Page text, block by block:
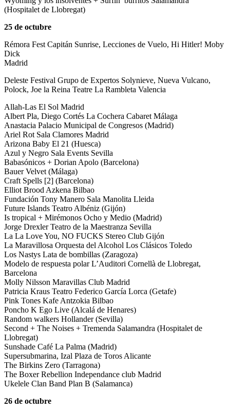
(Hospitalet de Llobregat)
25 de octubre
Rémora Fest Capitán Sunrise, Lecciones de Vuelo, Hi Hitler! Moby
Dick
Madrid
Deleste Festival Grupo de Expertos Solynieve, Nueva Vulcano,
Polock, Joe la Reina Teatre La Rambleta Valencia
Allah-Las El Sol Madrid
Albert Pla, Diego Cortés La Cochera Cabaret Málaga
Anastacia Palacio Municipal de Congresos (Madrid)
Ariel Rot Sala Clamores Madrid
Arizona Baby El 21 (Huesca)
Azul y Negro Sala Events Sevilla
Babasónicos + Dorian Apolo (Barcelona)
Bauer Velvet (Málaga)
Craft Spells [2] (Barcelona)
Elliot Brood Azkena Bilbao
Fundación Tony Manero Sala Manolita Lleida
Future Islands Teatro Albéniz (Gijón)
Is tropical + Mirémonos Ocho y Medio (Madrid)
Jorge Drexler Teatro de la Maestranza Sevilla
La La Love You, NO FUCKS Stereo Club Gijón
La Maravillosa Orquesta del Alcohol Los Clásicos Toledo
Los Nastys Lata de bombillas (Zaragoza)
Modelo de respuesta polar L’Auditori Cornellà de Llobregat,
Barcelona
Molly Nilsson Maravillas Club Madrid
Patricia Kraus Teatro Federico García Lorca (Getafe)
Pink Tones Kafe Antzokia Bilbao
Poncho K Ego Live (Alcalá de Henares)
Random walkers Hollander (Sevilla)
Second + The Noises + Tremenda Salamandra (Hospitalet de
Llobregat)
Sunshade Café La Palma (Madrid)
Supersubmarina, Izal Plaza de Toros Alicante
The Birkins Zero (Tarragona)
The Boxer Rebellion Independance club Madrid
Ukelele Clan Band Plan B (Salamanca)
26 de octubre